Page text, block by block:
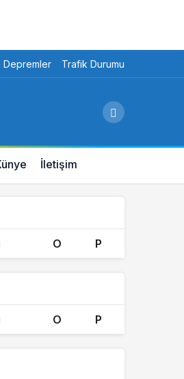
Depremler Trafik Durumu
İletişim
O P
O P